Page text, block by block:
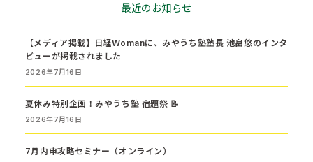
最近のお知らせ
【メディア掲載】日経Womanに、みやうち塾塾長 池畠悠のインタ
ビューが掲載されました
2026年7月16日
夏休み特別企画！みやうち塾 宿題祭 📝
2026年7月16日
7月内申攻略セミナー（オンライン）